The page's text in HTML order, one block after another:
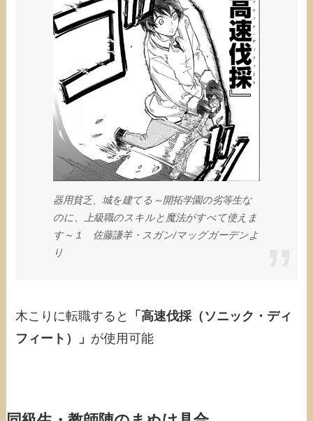
器用貧乏、城を建てる～開拓学園の劣等生な
のに、上級職のスキルと魔法がすべて使えま
す～１ 佐藤謙羊・スガン/マッグガーデンよ
り
木こりに転職すると
「高速伐採（ソニック・ディ
フィート）」 が使用可能